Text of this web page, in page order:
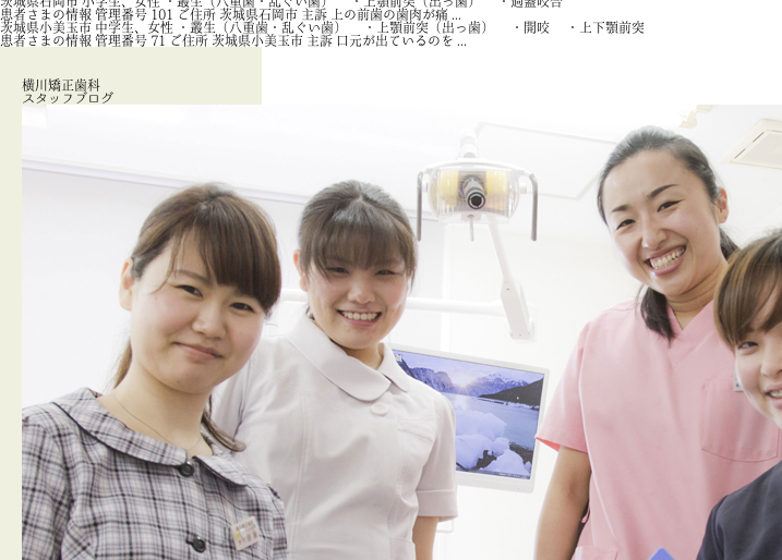
患者さまの情報 管理番号 101 ご住所 茨城県石岡市 主訴 上の前歯の歯肉が痛 ...
茨城県小美玉市 中学生、女性 ・叢生（八重歯・乱ぐい歯） ・上顎前突（出っ歯） ・開咬 ・上下顎前突
患者さまの情報 管理番号 71 ご住所 茨城県小美玉市 主訴 口元が出ているのを ...
横川矯正歯科
スタッフブログ